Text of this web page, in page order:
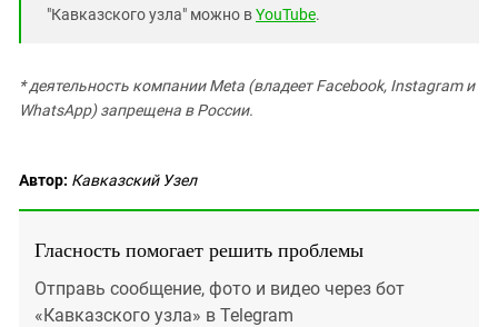
"Кавказского узла" можно вYouTube.
* деятельность компании Meta (владеет Facebook, Instagram и
WhatsApp) запрещена в России.
Автор: Кавказский Узел
Гласность помогает решить проблемы
Отправь сообщение, фото и видео через бот
«Кавказского узла» в Telegram